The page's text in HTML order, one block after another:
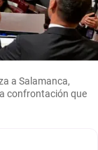
a Salamanca,
confrontación que